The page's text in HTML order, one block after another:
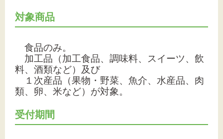
対象商品
食品のみ。
加工品（加工食品、調味料、スイーツ、飲
料、酒類など） 及び
１次産品（果物・野菜、魚介、水産品、肉
類、卵、米など）が対象。
受付期間